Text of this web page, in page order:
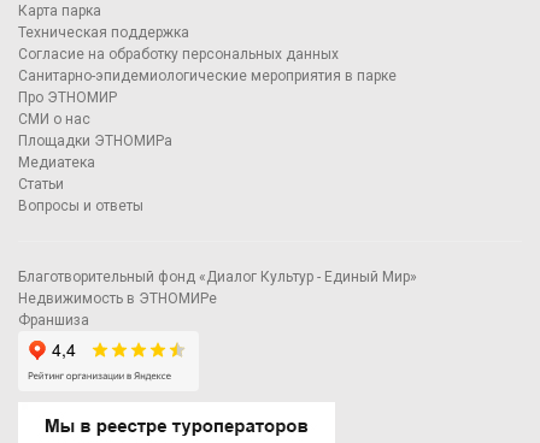
Карта парка
Техническая поддержка
Согласие на обработку персональных данных
Санитарно-эпидемиологические мероприятия в парке
Про ЭТНОМИР
СМИ о нас
Площадки ЭТНОМИРа
Медиатека
Статьи
Вопросы и ответы
Благотворительный фонд «Диалог Культур - Единый Мир»
Недвижимость в ЭТНОМИРе
Франшиза